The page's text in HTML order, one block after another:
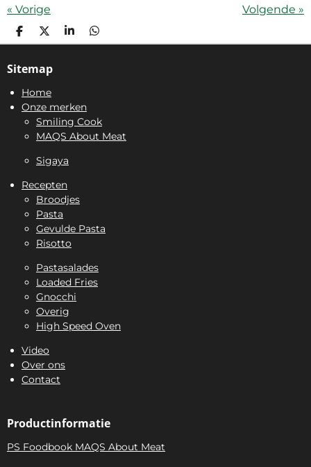
« Vorige Volgende »
D
E
E
D
E
L
S
H
D
E
Sitemap
Home
Onze merken
Smiling Cook
MAQS About Meat
Sigaya
Recepten
Broodjes
Pasta
Gevulde Pasta
Risotto
Pastasalades
Loaded Fries
Gnocchi
Overig
High Speed Oven
Video
Over ons
Contact
Productinformatie
PS Foodbook MAQS About Meat